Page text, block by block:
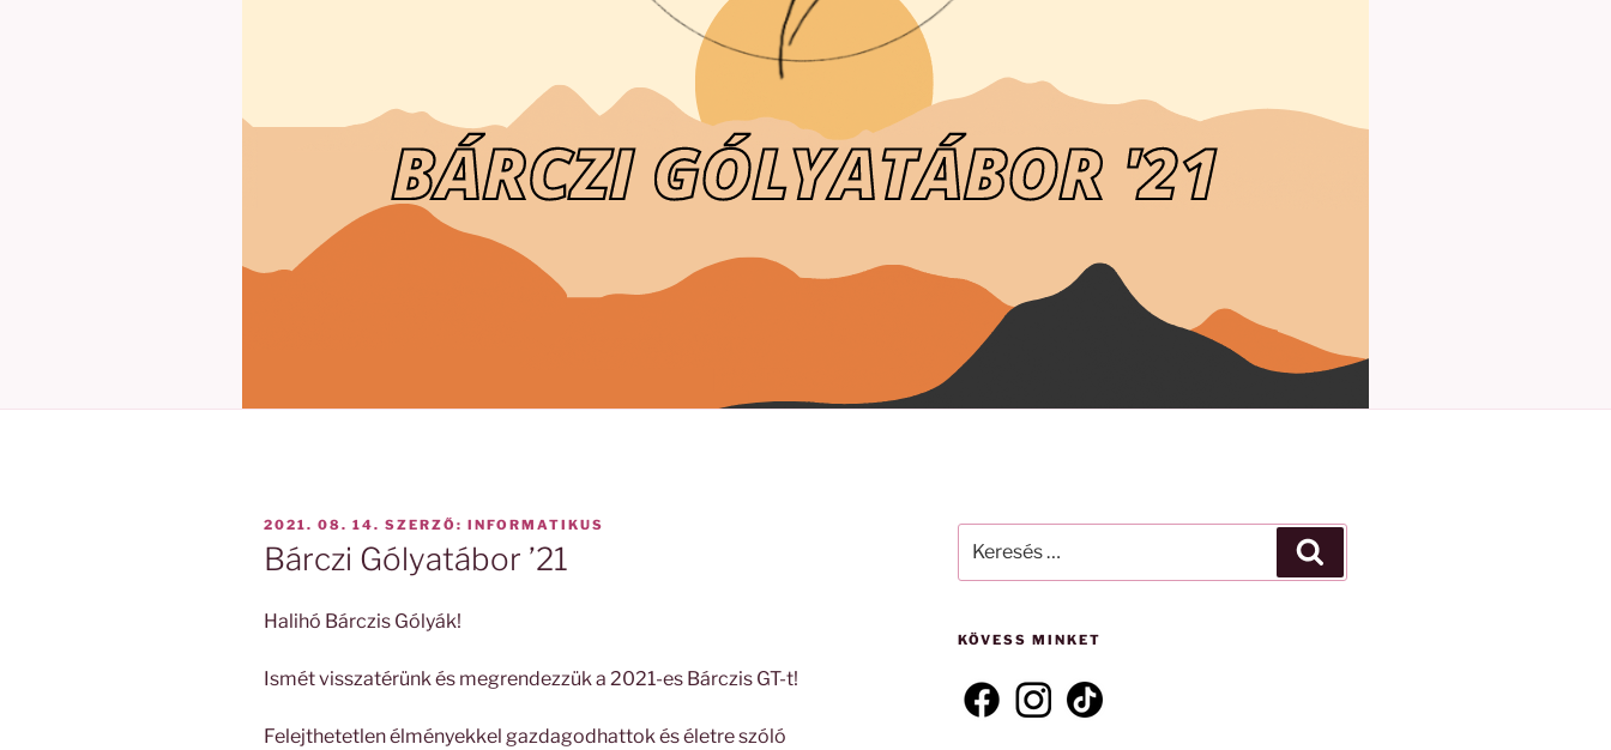
BEKÜLDVE:
2021. 08. 14. SZERZŐ: INFORMATIKUS
Bárczi Gólyatábor ’21
Halihó Bárczis Gólyák!
Ismét visszatérünk és megrendezzük a 2021-es Bárczis GT-t!
Felejthetetlen élményekkel gazdagodhattok és életre szóló
következő
KÖVESS MINKET